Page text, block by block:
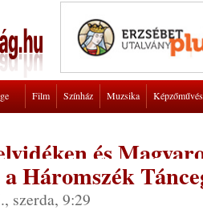
Film Színház Muzsika
és
Háromszék
szerda, 9:29